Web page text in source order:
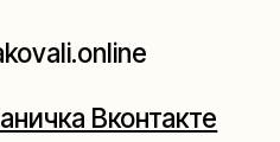
10 до 20